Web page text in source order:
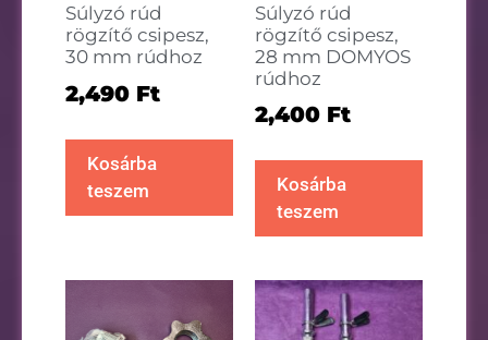
Súlyzó rúd
rögzítő csipesz,
30 mm rúdhoz
2,490 Ft
Kosárba
teszem
Súlyzó rúd
rögzítő csipesz,
28 mm DOMYOS
rúdhoz
2,400 Ft
Kosárba
teszem